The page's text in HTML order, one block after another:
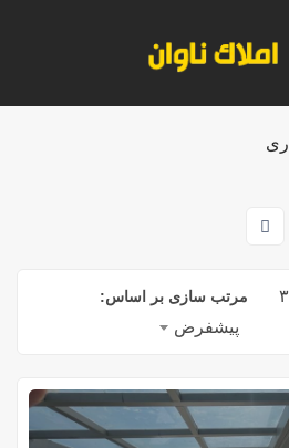
مرتب سازی بر اساس:
پیشفرض